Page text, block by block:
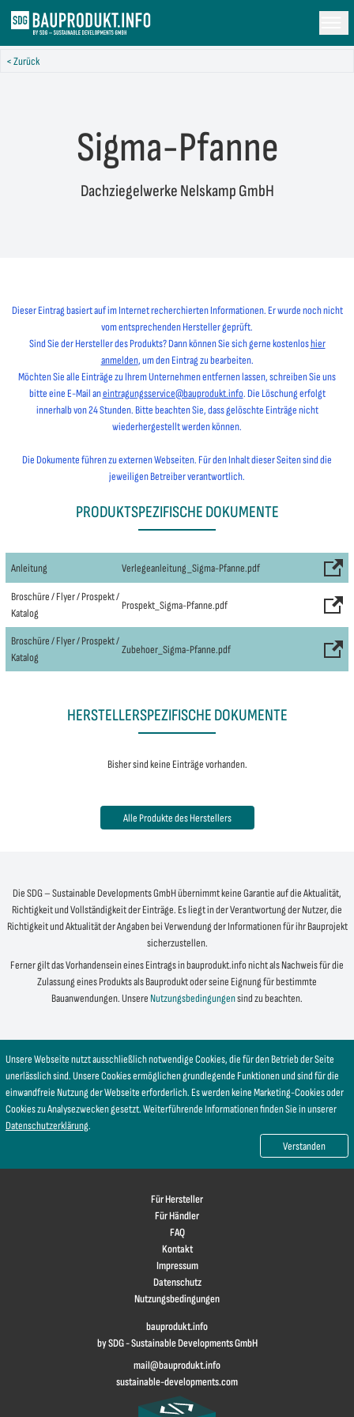
< Zurück
Sigma-Pfanne
Dachziegelwerke Nelskamp GmbH
Dieser Eintrag basiert auf im Internet recherchierten Informationen. Er wurde noch nicht
vom entsprechenden Hersteller geprüft.
Sind Sie der Hersteller des Produkts? Dann können Sie sich gerne kostenloshier
anmelden, um den Eintrag zu bearbeiten.
Möchten Sie alle Einträge zu Ihrem Unternehmen entfernen lassen, schreiben Sie uns
bitte eine E-Mail aneintragungsservice@bauprodukt.info. Die Löschung erfolgt
innerhalb von 24 Stunden. Bitte beachten Sie, dass gelöschte Einträge nicht
wiederhergestellt werden können.
Die Dokumente führen zu externen Webseiten. Für den Inhalt dieser Seiten sind die
jeweiligen Betreiber verantwortlich.
PRODUKTSPEZIFISCHE DOKUMENTE
Anleitung Verlegeanleitung_Sigma-Pfanne.pdf
Broschüre / Flyer / Prospekt /
Katalog
Prospekt_Sigma-Pfanne.pdf
Broschüre / Flyer / Prospekt /
Katalog
Zubehoer_Sigma-Pfanne.pdf
HERSTELLERSPEZIFISCHE DOKUMENTE
Bisher sind keine Einträge vorhanden.
Alle Produkte des Herstellers
Die SDG – Sustainable Developments GmbH übernimmt keine Garantie auf die Aktualität,
Richtigkeit und Vollständigkeit der Einträge. Es liegt in der Verantwortung der Nutzer, die
Richtigkeit und Aktualität der Angaben bei Verwendung der Informationen für ihr Bauprojekt
sicherzustellen.
Ferner gilt das Vorhandensein eines Eintrags in bauprodukt.info nicht als Nachweis für die
Zulassung eines Produkts als Bauprodukt oder seine Eignung für bestimmte
Bauanwendungen. Unsere Nutzungsbedingungensind zu beachten.
Unsere Webseite nutzt ausschließlich notwendige Cookies, die für den Betrieb der Seite
unerlässlich sind. Unsere Cookies ermöglichen grundlegende Funktionen und sind für die
einwandfreie Nutzung der Webseite erforderlich. Es werden keine Marketing-Cookies oder
Cookies zu Analysezwecken gesetzt. Weiterführende Informationen finden Sie in unserer
Datenschutzerklärung.
Verstanden
Für Hersteller
Für Händler
FAQ
Kontakt
Impressum
Datenschutz
Nutzungsbedingungen
bauprodukt.info
by SDG - Sustainable Developments GmbH
mail@bauprodukt.info
sustainable-developments.com